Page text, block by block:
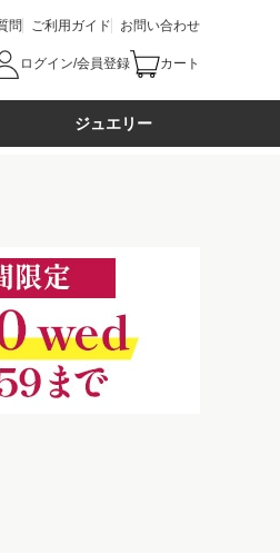
問 ご利用ガイド お問い合わせ
ログイン/会員登録 カート
ジュエリー